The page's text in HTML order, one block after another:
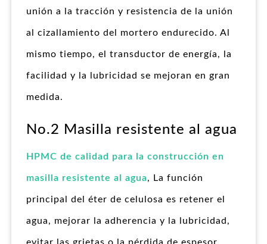
unión a la tracción y resistencia de la unión
al cizallamiento del mortero endurecido. Al
mismo tiempo, el transductor de energía, la
facilidad y la lubricidad se mejoran en gran
medida.
No.2 Masilla resistente al agua
HPMC de calidad para la construcción en
masilla resistente al agua, La función
principal del éter de celulosa es retener el
agua, mejorar la adherencia y la lubricidad,